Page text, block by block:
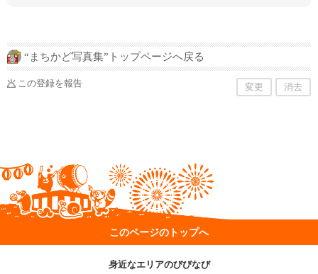
“まちかど写真集”トップページへ戻る
この登録を報告 変更 消去
このページのトップへ
身近なエリアのびびなび